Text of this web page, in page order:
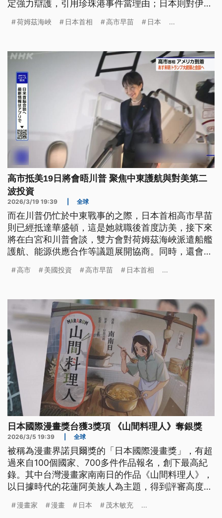
定強力辯護，引用珍珠港事件當理由；日本則對伊朗
荷姆茲海峽 日本首相 高市早苗 日本 ...
高市抵美19日將會晤川普 聚焦中東護航與對美第二
波投資
2026/3/19 19:39 全球
而在川普仍忙於中東戰事的之際，日本首相高市早苗
則已經抵達華盛頓，這是她就職後首度訪美，接下來
將在白宮和川普會談，雙方會對荷姆茲海峽派遣船艦
護航、能源供應合作等議題展開協商。同時，還會針
內容進行協議。
高市 美國投資 高市早苗 日本首相 ...
日本國際漫畫獎台獲3獎項 《山間料理人》奪銀獎
2026/3/5 19:39 全球
被稱為漫畫界諾貝爾獎的「日本國際漫畫獎」，有超
過來自100個國家、700多件作品報名，創下最高紀
錄。其中台灣漫畫家南南日的作品《山間料理人》，
以日據時代的花蓮阿美族人為主題，得到評審高度讚
品也獲獎，可說是獎項大豐收。
漫畫家 漫畫 日本 茂木敏充 ...